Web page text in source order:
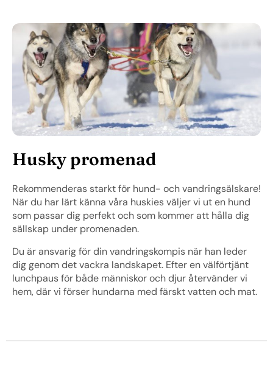
Husky promenad
Rekommenderas starkt för hund- och vandringsälskare!
När du har lärt känna våra huskies väljer vi ut en hund
som passar dig perfekt och som kommer att hålla dig
sällskap under promenaden.
Du är ansvarig för din vandringskompis när han leder
dig genom det vackra landskapet. Efter en välförtjänt
lunchpaus för både människor och djur återvänder vi
hem, där vi förser hundarna med färskt vatten och mat.